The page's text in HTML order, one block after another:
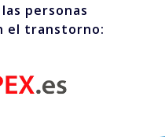
personas
el transtorno: